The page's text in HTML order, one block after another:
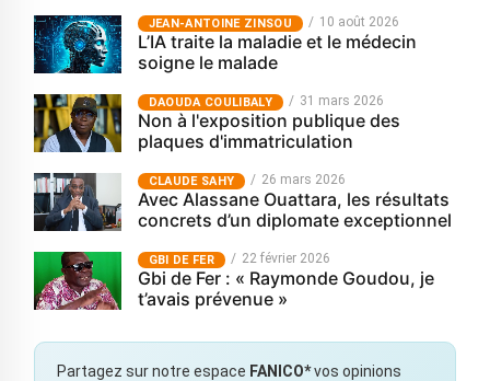
JEAN-ANTOINE ZINSOU 10 août 2026
L’IA traite la maladie et le médecin
soigne le malade
‎DAOUDA COULIBALY 31 mars 2026
Non à l'exposition publique des
plaques d'immatriculation
CLAUDE SAHY 26 mars 2026
Avec Alassane Ouattara, les résultats
concrets d’un diplomate exceptionnel
GBI DE FER 22 février 2026
Gbi de Fer : « Raymonde Goudou, je
t’avais prévenue »
Partagez sur notre espace FANICO*vos opinions